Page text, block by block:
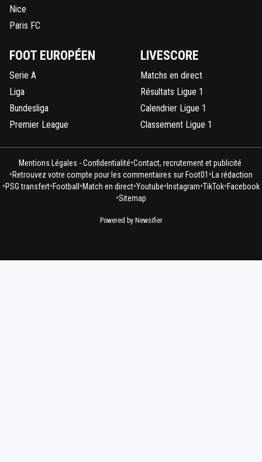
Nice
Paris FC
FOOT EUROPÉEN
Serie A
Liga
Bundesliga
Premier League
LIVESCORE
Matchs en direct
Résultats Ligue 1
Calendrier Ligue 1
Classement Ligue 1
Mentions Légales - Confidentialité•Contact, recrutement et publicité
•Retrouvez votre compte pour les commentaires sur Foot01 • La rédaction
•PSG transfert•Football •Match en direct•Youtube• Instagram•TikTok•Facebook
•Sitemap
Powered by Newsifier